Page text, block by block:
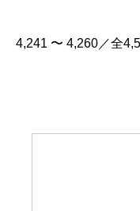
4,241 〜 4,260／全